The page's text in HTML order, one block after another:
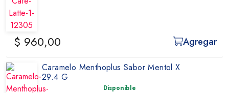
$ 960,00 Agregar
Caramelo Menthoplus Sabor Mentol X
29.4 G
Disponible